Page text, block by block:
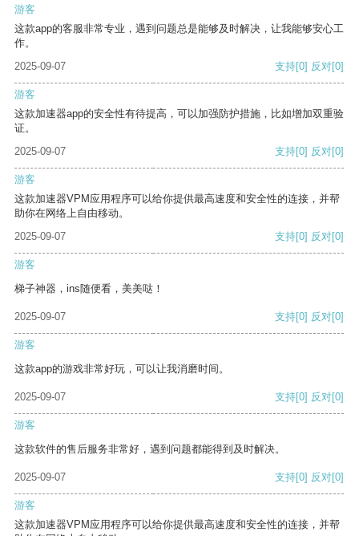
游客
这款app的客服非常专业，遇到问题总是能够及时解决，让我能够安心工
作。
2025-09-07
支持[0] 反对[0]
游客
这款加速器app的安全性有待提高，可以加强防护措施，比如增加双重验
证。
2025-09-07
支持[0] 反对[0]
游客
这款加速器VPM应用程序可以给你提供最高速度和安全性的连接，并帮
助你在网络上自由移动。
2025-09-07
支持[0] 反对[0]
游客
梯子神器，ins随便看，美美哒！
2025-09-07 支持[0] 反对[0]
游客
这款app的游戏非常好玩，可以让我消磨时间。
2025-09-07 支持[0] 反对[0]
游客
这款软件的售后服务非常好，遇到问题都能得到及时解决。
2025-09-07 支持[0] 反对[0]
游客
这款加速器VPM应用程序可以给你提供最高速度和安全性的连接，并帮